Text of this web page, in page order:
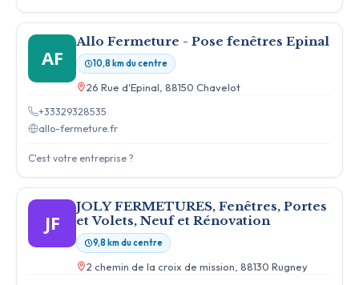
AF
Allo Fermeture - Pose fenêtres Epinal
10,8 km du centre
26 Rue d'Epinal, 88150 Chavelot
+33329328535
allo-fermeture.fr
C'est votre entreprise ?
JF
JOLY FERMETURES, Fenêtres, Portes
et Volets, Neuf et Rénovation
9,8 km du centre
2 chemin de la croix de mission, 88130 Rugney